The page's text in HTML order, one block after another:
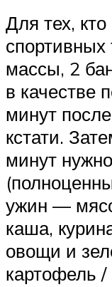
Для тех,
спортивных
массы, 2
в качестве
минут
кстати.
минут
ужин —
каша,
овощи и
картофель /